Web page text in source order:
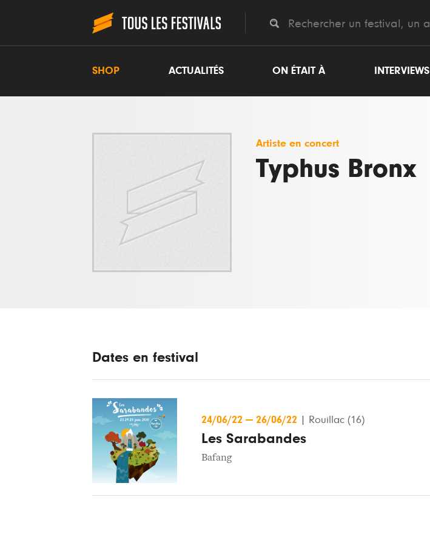
SHOP ACTUALITÉS ON ÉTAIT À INTERVIEWS
Artiste en concert
Typhus Bronx
Dates en festival
24/06/22 — 26/06/22 Rouillac (16)
Les Sarabandes
Bafang